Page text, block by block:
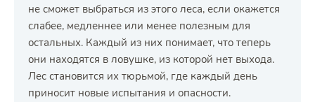
не сможет выбраться из этого леса, если окажется
слабее, медленнее или менее полезным для
остальных. Каждый из них понимает, что теперь
они находятся в ловушке, из которой нет выхода.
Лес становится их тюрьмой, где каждый день
приносит новые испытания и опасности.